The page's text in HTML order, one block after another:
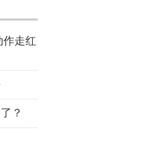
作走红
？